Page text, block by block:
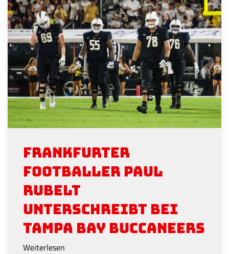
Frankfurter
Footballer Paul
Rubelt
unterschreibt bei
Tampa Bay Buccaneers
Weiterlesen